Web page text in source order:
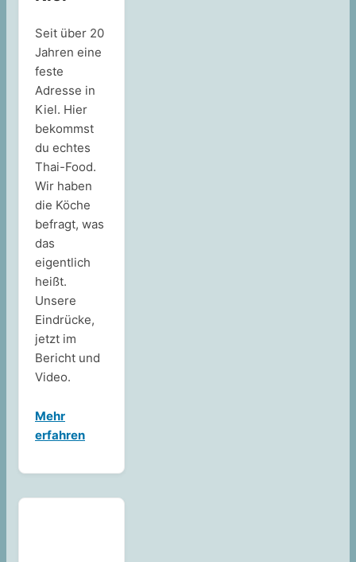
Seit über 20
Jahren eine
feste
Adresse in
Kiel. Hier
bekommst
du echtes
Thai-Food.
Wir haben
die Köche
befragt, was
das
eigentlich
heißt.
Unsere
Eindrücke,
jetzt im
Bericht und
Video.
Mehr
erfahren